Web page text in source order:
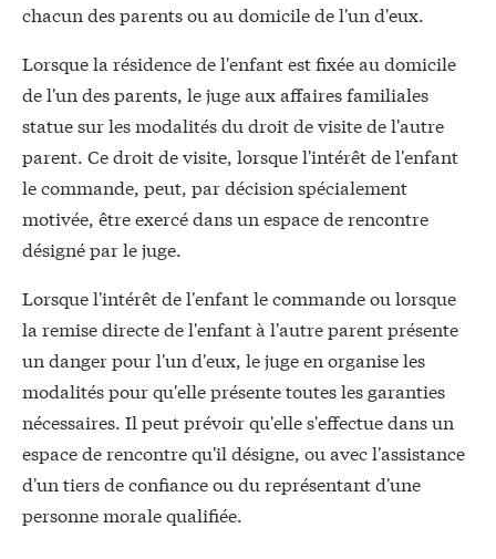
chacun des parents ou au domicile de l'un d'eux.
Lorsque la résidence de l'enfant est fixée au domicile
de l'un des parents, le juge aux affaires familiales
statue sur les modalités du droit de visite de l'autre
parent. Ce droit de visite, lorsque l'intérêt de l'enfant
le commande, peut, par décision spécialement
motivée, être exercé dans un espace de rencontre
désigné par le juge.
Lorsque l'intérêt de l'enfant le commande ou lorsque
la remise directe de l'enfant à l'autre parent présente
un danger pour l'un d'eux, le juge en organise les
modalités pour qu'elle présente toutes les garanties
nécessaires. Il peut prévoir qu'elle s'effectue dans un
espace de rencontre qu'il désigne, ou avec l'assistance
d'un tiers de confiance ou du représentant d'une
personne morale qualifiée.